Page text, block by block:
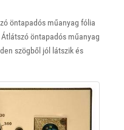
öntapadós műanyag fólia
öntapadós műanyag
szögből jól látszik és